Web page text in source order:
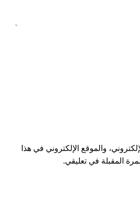
والموقع الإلكتروني في هذا
المقبلة في تعليقي.